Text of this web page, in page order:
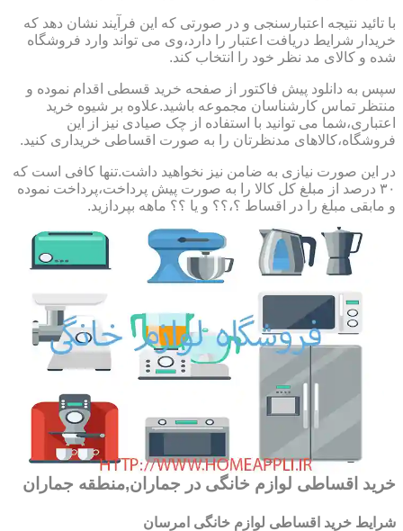
با تائید نتیجه اعتبارسنجی و در صورتی که این فرآیند نشان دهد که
خریدار شرایط دریافت اعتبار را دارد،وی می تواند وارد فروشگاه
شده و کالای مد نظر خود را انتخاب کند.
سپس به دانلود پیش فاکتور از صفحه خرید قسطی اقدام نموده و
منتظر تماس کارشناسان مجموعه باشید.علاوه بر شیوه خرید
اعتباری،شما می توانید با استفاده از چک صیادی نیز از این
فروشگاه،کالاهای مدنظرتان را به صورت اقساطی خریداری کنید.
در این صورت نیازی به ضامن نیز نخواهید داشت.تنها کافی است که
۳۰ درصد از مبلغ کل کالا را به صورت پیش پرداخت،پرداخت نموده
و مابقی مبلغ را در اقساط ؟،؟؟ و یا ؟؟ ماهه بپردازید.
خرید اقساطی لوازم خانگی در جماران,منطقه جماران
شرایط خرید اقساطی لوازم خانگی امرسان